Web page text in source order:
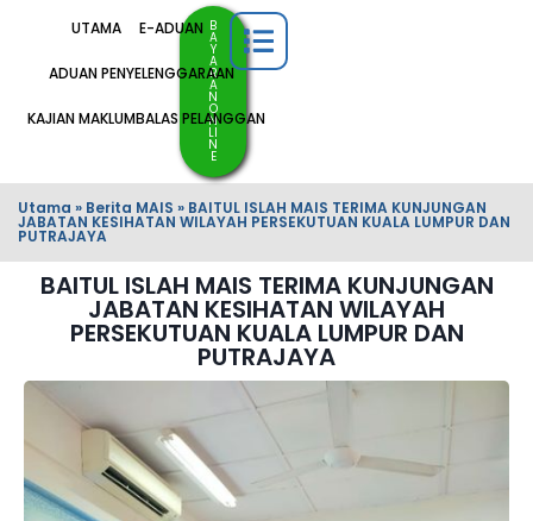
UTAMA E-ADUAN
ADUAN PENYELENGGARAAN
KAJIAN MAKLUMBALAS PELANGGAN
B
A
Y
A
R
A
N
O
N
LI
N
E
Utama » Berita MAIS » BAITUL ISLAH MAIS TERIMA KUNJUNGAN
JABATAN KESIHATAN WILAYAH PERSEKUTUAN KUALA LUMPUR DAN
PUTRAJAYA
BAITUL ISLAH MAIS TERIMA KUNJUNGAN
JABATAN KESIHATAN WILAYAH
PERSEKUTUAN KUALA LUMPUR DAN
PUTRAJAYA